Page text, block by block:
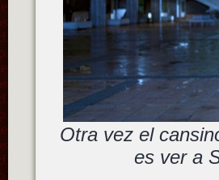
Otra vez el
es ver a